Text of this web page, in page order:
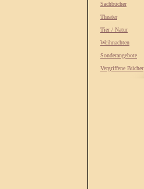
Sachbücher
Theater
Tier / Natur
Weihnachten
Sonderangebote
Vergriffene Bücher